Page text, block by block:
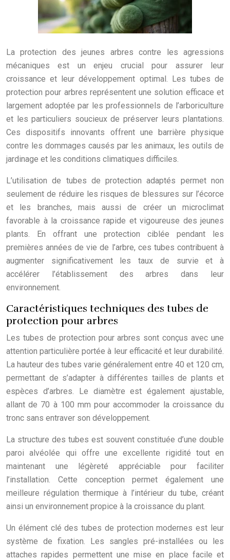
La protection des jeunes arbres contre les agressions
mécaniques est un enjeu crucial pour assurer leur
croissance et leur développement optimal. Les tubes de
protection pour arbres représentent une solution efficace et
largement adoptée par les professionnels de l’arboriculture
et les particuliers soucieux de préserver leurs plantations.
Ces dispositifs innovants offrent une barrière physique
contre les dommages causés par les animaux, les outils de
jardinage et les conditions climatiques difficiles.
L’utilisation de tubes de protection adaptés permet non
seulement de réduire les risques de blessures sur l’écorce
et les branches, mais aussi de créer un microclimat
favorable à la croissance rapide et vigoureuse des jeunes
plants. En offrant une protection ciblée pendant les
premières années de vie de l’arbre, ces tubes contribuent à
augmenter significativement les taux de survie et à
accélérer l’établissement des arbres dans leur
environnement.
Caractéristiques techniques des tubes de
protection pour arbres
Les tubes de protection pour arbres sont conçus avec une
attention particulière portée à leur efficacité et leur durabilité.
La hauteur des tubes varie généralement entre 40 et 120 cm,
permettant de s’adapter à différentes tailles de plants et
espèces d’arbres. Le diamètre est également ajustable,
allant de 70 à 100 mm pour accommoder la croissance du
tronc sans entraver son développement.
La structure des tubes est souvent constituée d’une double
paroi alvéolée qui offre une excellente rigidité tout en
maintenant une légèreté appréciable pour faciliter
l’installation. Cette conception permet également une
meilleure régulation thermique à l’intérieur du tube, créant
ainsi un environnement propice à la croissance du plant.
Un élément clé des tubes de protection modernes est leur
système de fixation. Les sangles pré-installées ou les
attaches rapides permettent une mise en place facile et